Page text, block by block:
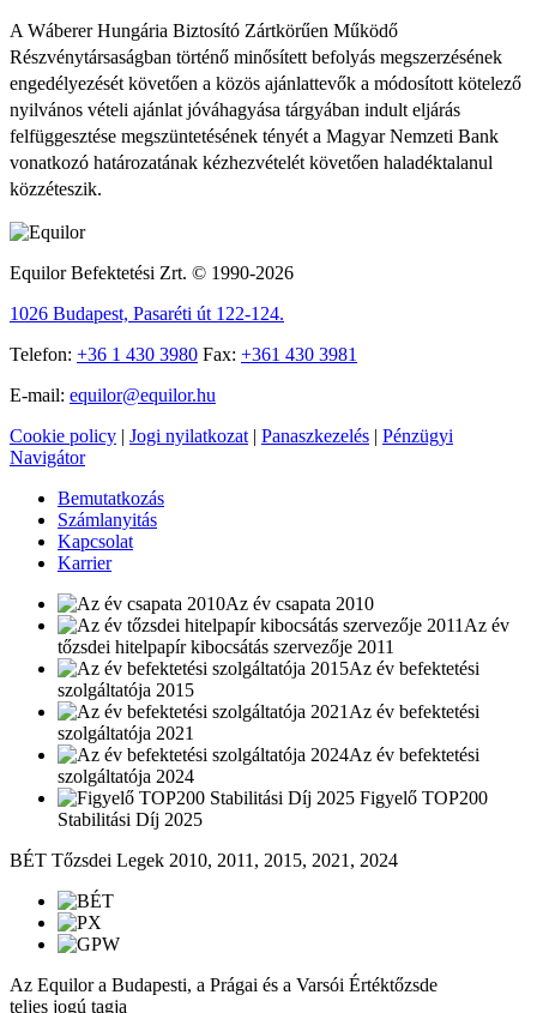
A Wáberer Hungária Biztosító Zártkörűen Működő
Részvénytársaságban történő minősített befolyás megszerzésének
engedélyezését követően a közös ajánlattevők a módosított kötelező
nyilvános vételi ajánlat jóváhagyása tárgyában indult eljárás
felfüggesztése megszüntetésének tényét a Magyar Nemzeti Bank
vonatkozó határozatának kézhezvételét követően haladéktalanul
közzéteszik.
Equilor Befektetési Zrt. © 1990-2026
1026 Budapest, Pasaréti út 122-124.
Telefon: +36 1 430 3980 Fax: +361 430 3981
E-mail: equilor@equilor.hu
Cookie policy | Jogi nyilatkozat| Panaszkezelés | Pénzügyi
Navigátor
Bemutatkozás
Számlanyitás
Kapcsolat
Karrier
Az év csapata 2010
Az év
tőzsdei hitelpapír kibocsátás szervezője 2011
Az év befektetési
szolgáltatója 2015
Az év befektetési
szolgáltatója 2021
Az év befektetési
szolgáltatója 2024
Figyelő TOP200
Stabilitási Díj 2025
BÉT Tőzsdei Legek 2010, 2011, 2015, 2021, 2024
Az Equilor a Budapesti, a Prágai és a Varsói Értéktőzsde
teljes jogú tagja